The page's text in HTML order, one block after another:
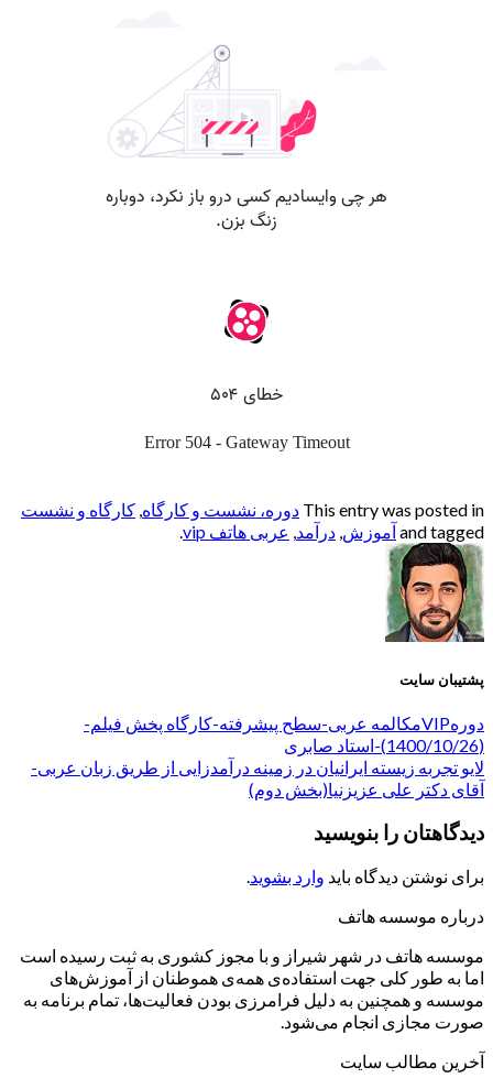
This entry was posted in دوره، نشست و کارگاه, کارگاه و نشست
and tagged آموزش, درآمد, عربی هاتف vip .
پشتیبان سایت
دورهVIPمکالمه عربی-سطح پیشرفته-کارگاه پخش فیلم-
(1400/10/26)-استاد صابری
لایو تجربه زیسته ایرانیان در زمینه درآمدزایی از طریق زبان عربی-
آقای دکتر علی عزیزنیا(بخش دوم)
دیدگاهتان را بنویسید
برای نوشتن دیدگاه باید وارد بشوید.
درباره موسسه هاتف
موسسه هاتف در شهر شیراز و با مجوز کشوری به ثبت رسیده است
اما به طور کلی جهت استفاده‌ی همه‌ی هموطنان از آموزش‌های
موسسه و همچنین به دلیل فرامرزی بودن فعالیت‌ها، تمام برنامه به
صورت مجازی انجام می‌شود.
آخرین مطالب سایت